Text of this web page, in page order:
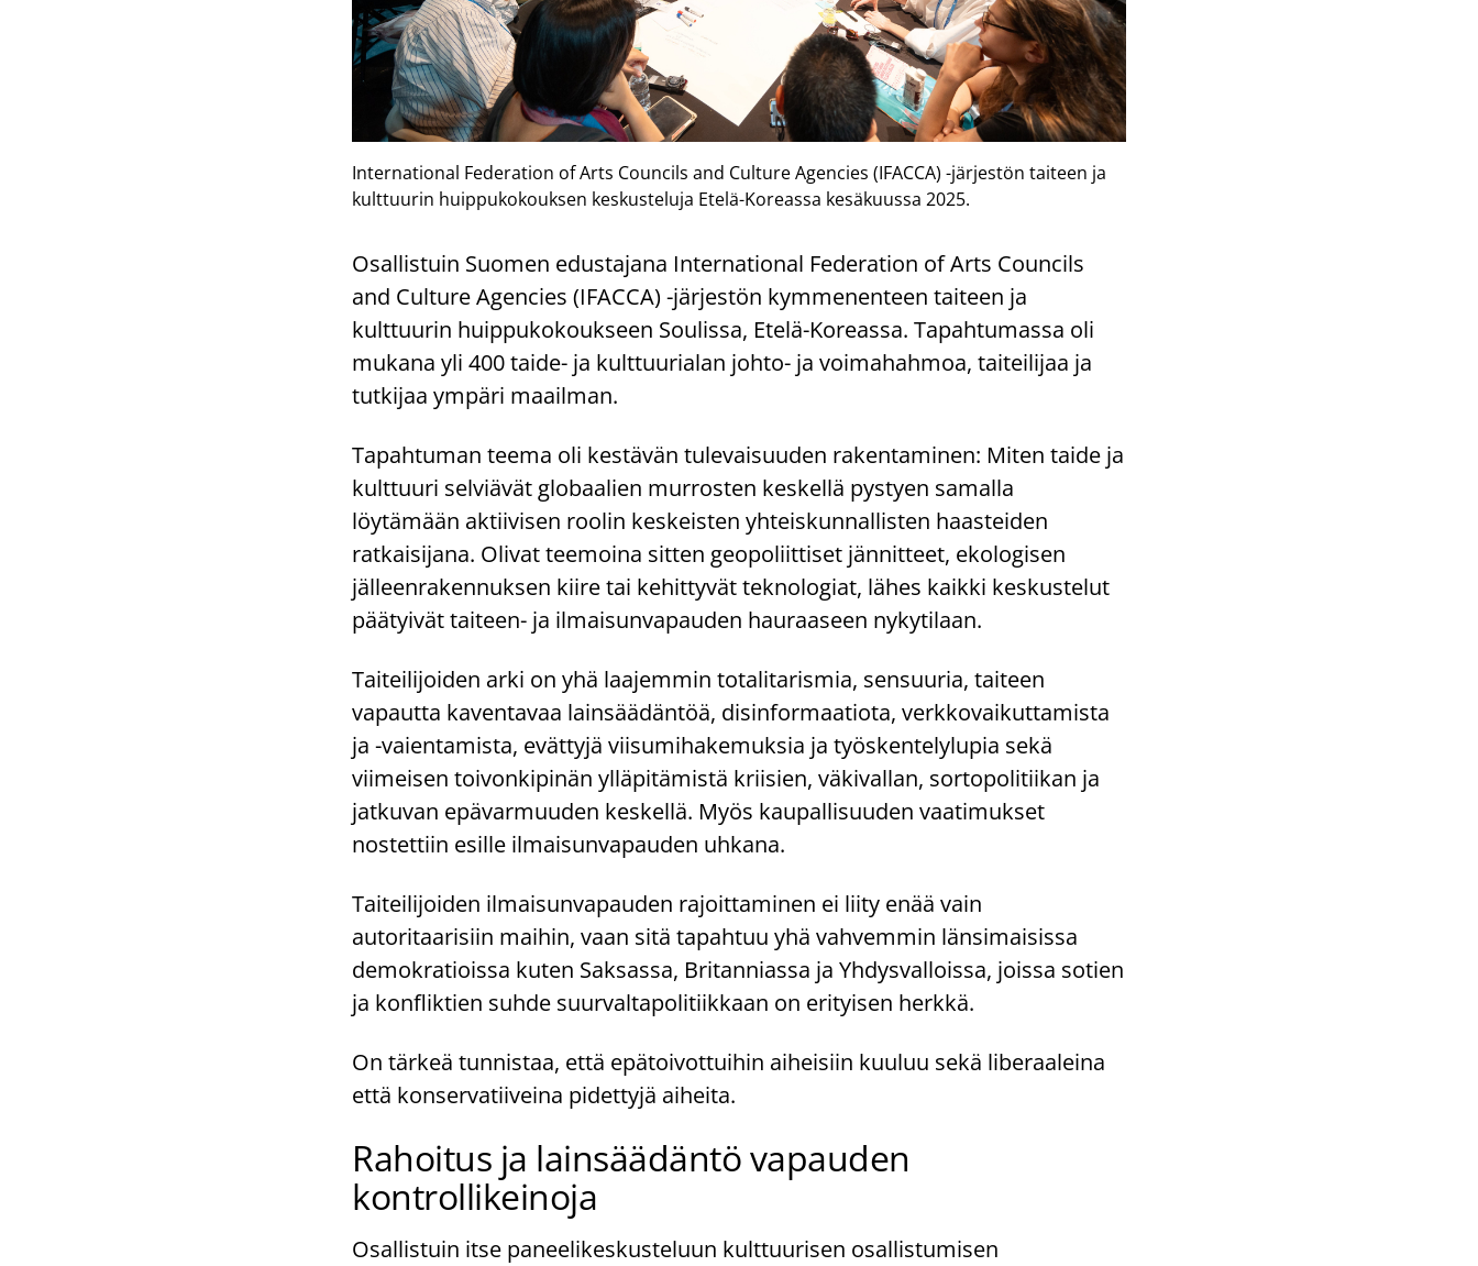
International Federation of Arts Councils and Culture Agencies (IFACCA) -järjestön taiteen ja
kulttuurin huippukokouksen keskusteluja Etelä-Koreassa kesäkuussa 2025.
Osallistuin Suomen edustajana International Federation of Arts Councils
and Culture Agencies (IFACCA) -järjestön kymmenenteen taiteen ja
kulttuurin huippukokoukseen Soulissa, Etelä-Koreassa. Tapahtumassa oli
mukana yli 400 taide- ja kulttuurialan johto- ja voimahahmoa, taiteilijaa ja
tutkijaa ympäri maailman.
Tapahtuman teema oli kestävän tulevaisuuden rakentaminen: Miten taide ja
kulttuuri selviävät globaalien murrosten keskellä pystyen samalla
löytämään aktiivisen roolin keskeisten yhteiskunnallisten haasteiden
ratkaisijana. Olivat teemoina sitten geopoliittiset jännitteet, ekologisen
jälleenrakennuksen kiire tai kehittyvät teknologiat, lähes kaikki keskustelut
päätyivät taiteen- ja ilmaisunvapauden hauraaseen nykytilaan.
Taiteilijoiden arki on yhä laajemmin totalitarismia, sensuuria, taiteen
vapautta kaventavaa lainsäädäntöä, disinformaatiota, verkkovaikuttamista
ja -vaientamista, evättyjä viisumihakemuksia ja työskentelylupia sekä
viimeisen toivonkipinän ylläpitämistä kriisien, väkivallan, sortopolitiikan ja
jatkuvan epävarmuuden keskellä. Myös kaupallisuuden vaatimukset
nostettiin esille ilmaisunvapauden uhkana.
Taiteilijoiden ilmaisunvapauden rajoittaminen ei liity enää vain
autoritaarisiin maihin, vaan sitä tapahtuu yhä vahvemmin länsimaisissa
demokratioissa kuten Saksassa, Britanniassa ja Yhdysvalloissa, joissa sotien
ja konfliktien suhde suurvaltapolitiikkaan on erityisen herkkä.
On tärkeä tunnistaa, että epätoivottuihin aiheisiin kuuluu sekä liberaaleina
että konservatiiveina pidettyjä aiheita.
Rahoitus ja lainsäädäntö vapauden
kontrollikeinoja
Osallistuin itse paneelikeskusteluun kulttuurisen osallistumisen